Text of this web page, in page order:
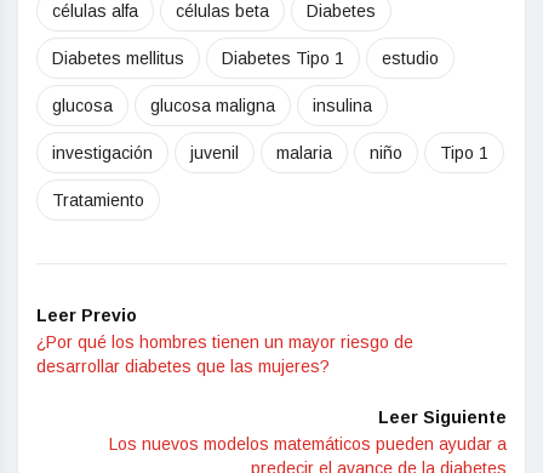
células alfa células beta Diabetes
Diabetes mellitus Diabetes Tipo 1 estudio
glucosa glucosa maligna insulina
investigación juvenil malaria niño Tipo 1
Tratamiento
Leer Previo
¿Por qué los hombres tienen un mayor riesgo de
desarrollar diabetes que las mujeres?
Leer Siguiente
Los nuevos modelos matemáticos pueden ayudar a
predecir el avance de la diabetes